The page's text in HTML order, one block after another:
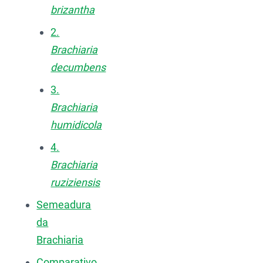
brizantha
2.
Brachiaria
decumbens
3.
Brachiaria
humidicola
4.
Brachiaria
ruziziensis
Semeadura
da
Brachiaria